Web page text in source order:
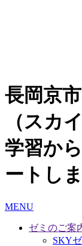
長岡京
（スカ
学習か
ートし
MENU
ゼミのご案
SKY